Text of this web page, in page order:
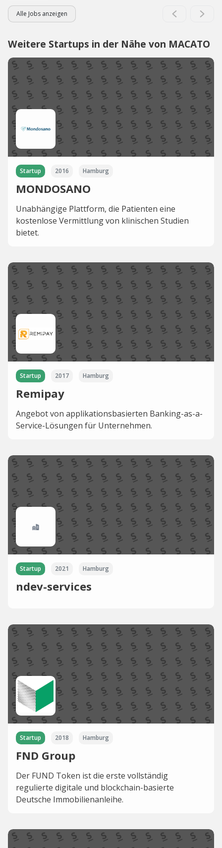
Alle Jobs anzeigen
Weitere Startups in der Nähe von MACATO
Startup 2016 Hamburg
MONDOSANO
Unabhängige Plattform, die Patienten eine
kostenlose Vermittlung von klinischen Studien
bietet.
Startup 2017 Hamburg
Remipay
Angebot von applikationsbasierten Banking-as-a-
Service-Lösungen für Unternehmen.
Startup 2021 Hamburg
ndev-services
Startup 2018 Hamburg
FND Group
Der FUND Token ist die erste vollständig
regulierte digitale und blockchain-basierte
Deutsche Immobilienanleihe.